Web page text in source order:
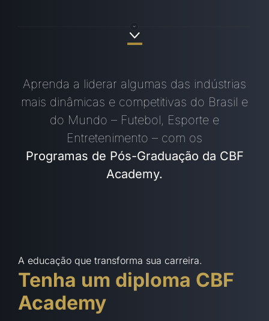
Aprenda a liderar algumas das indústrias
mais dinâmicas e competitivas do Brasil e
do Mundo – Futebol, Esporte e
Entretenimento – com os
Programas de Pós-Graduação da CBF
Academy.
A educação que transforma sua carreira.
Tenha um diploma CBF
Academy